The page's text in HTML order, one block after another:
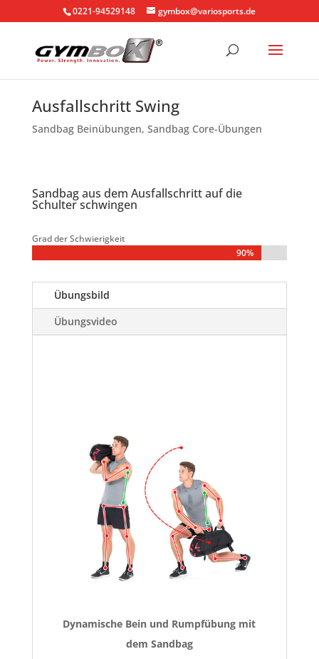
0221-94529148 gymbox@variosports.de
Ausfallschritt Swing
Sandbag Beinübungen, Sandbag Core-Übungen
Sandbag aus dem Ausfallschritt auf die
Schulter schwingen
Grad der Schwierigkeit
90%
90%
Übungsbild
Übungsvideo
Dynamische Bein und Rumpfübung mit
dem Sandbag